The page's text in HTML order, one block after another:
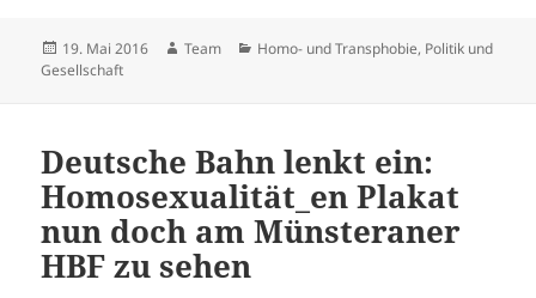
Veröffentlicht
am
19. Mai 2016 Autor
Team Kategorien
Homo- und Transphobie, Politik und
Gesellschaft
Deutsche Bahn lenkt ein:
Homosexualität_en Plakat
nun doch am Münsteraner
HBF zu sehen